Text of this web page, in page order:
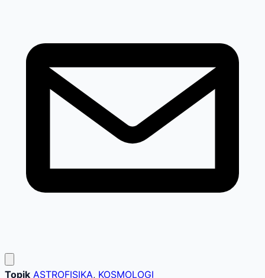
Topik ASTROFISIKA, KOSMOLOGI